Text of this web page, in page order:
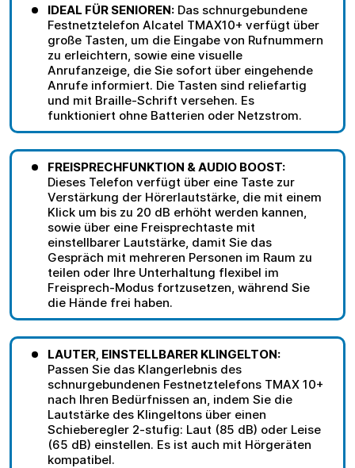
IDEAL FÜR SENIOREN: Das schnurgebundene
Festnetztelefon Alcatel TMAX10+ verfügt über
große Tasten, um die Eingabe von Rufnummern
zu erleichtern, sowie eine visuelle
Anrufanzeige, die Sie sofort über eingehende
Anrufe informiert. Die Tasten sind reliefartig
und mit Braille-Schrift versehen. Es
funktioniert ohne Batterien oder Netzstrom.
FREISPRECHFUNKTION & AUDIO BOOST:
Dieses Telefon verfügt über eine Taste zur
Verstärkung der Hörerlautstärke, die mit einem
Klick um bis zu 20 dB erhöht werden kannen,
sowie über eine Freisprechtaste mit
einstellbarer Lautstärke, damit Sie das
Gespräch mit mehreren Personen im Raum zu
teilen oder Ihre Unterhaltung flexibel im
Freisprech-Modus fortzusetzen, während Sie
die Hände frei haben.
LAUTER, EINSTELLBARER KLINGELTON:
Passen Sie das Klangerlebnis des
schnurgebundenen Festnetztelefons TMAX 10+
nach Ihren Bedürfnissen an, indem Sie die
Lautstärke des Klingeltons über einen
Schieberegler 2-stufig: Laut (85 dB) oder Leise
(65 dB) einstellen. Es ist auch mit Hörgeräten
kompatibel.